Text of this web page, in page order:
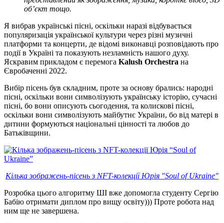
об’єкт тощо.
Я вибрав українські пісні, оскільки наразі відбувається
популяризація української культури через різні музичні
платформи та концерти, де відомі виконавці розповідають про
події в Україні та показують незламність нашого духу.
Яскравим прикладом є перемога Kalush Orchestra на
Євробаченні 2022.
Вибір пісень був складним, проте за основу брались: народні
пісні, оскільки вони символізують українську історію, сучасні
пісні, бо вони описують сьогодення, та колискові пісні,
оскільки вони символізують майбутнє України, бо від матері в
дитини формуються національні цінності та любов до
Батьківщини.
Кілька зображень-пісень з NFT-колекції Юрія "Soul of Ukraine"
Розробка цього алгоритму ШІ вже допомогла студенту Сергію
Бабію отримати диплом про вищу освіту))) Проте робота над
ним ще не завершена.